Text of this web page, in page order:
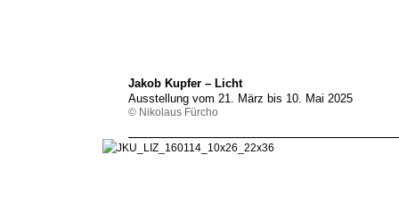
Jakob Kupfer – Licht
Ausstellung vom 21. März bis 10. Mai 2025
© Nikolaus Fürcho